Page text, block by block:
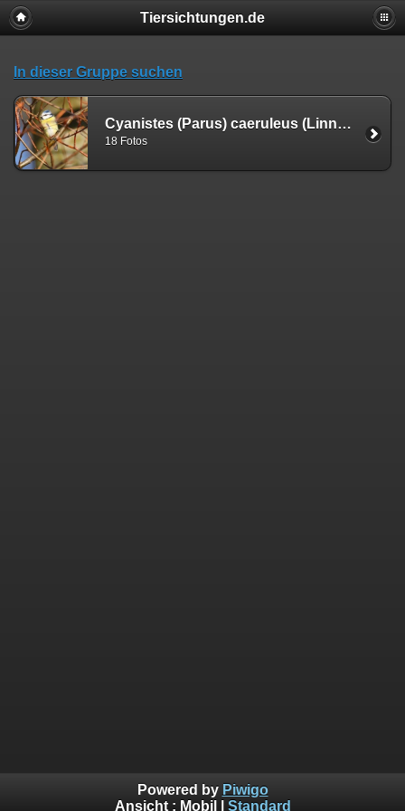
Tiersichtungen.de
In dieser Gruppe suchen
Cyanistes (Parus) caeruleus (Linnæus, 1758)
18 Fotos
Powered by Piwigo
Ansicht : Mobil Standard